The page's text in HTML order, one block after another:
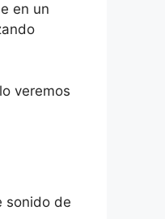
en un
veremos
sonido de